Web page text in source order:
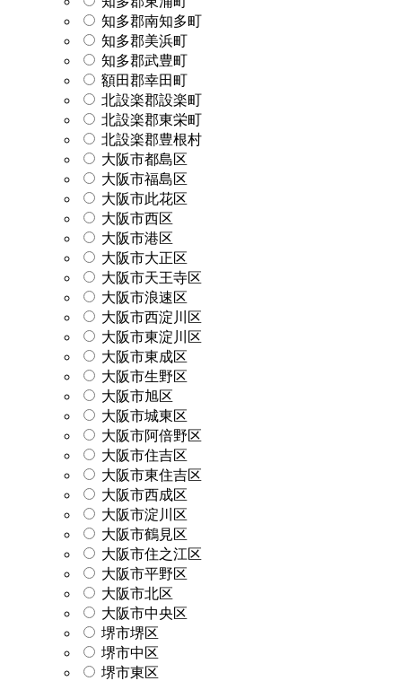
知多郡南知多町
知多郡美浜町
知多郡武豊町
額田郡幸田町
北設楽郡設楽町
北設楽郡東栄町
北設楽郡豊根村
大阪市都島区
大阪市福島区
大阪市此花区
大阪市西区
大阪市港区
大阪市大正区
大阪市天王寺区
大阪市浪速区
大阪市西淀川区
大阪市東淀川区
大阪市東成区
大阪市生野区
大阪市旭区
大阪市城東区
大阪市阿倍野区
大阪市住吉区
大阪市東住吉区
大阪市西成区
大阪市淀川区
大阪市鶴見区
大阪市住之江区
大阪市平野区
大阪市北区
大阪市中央区
堺市堺区
堺市中区
堺市東区